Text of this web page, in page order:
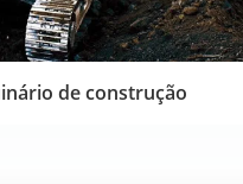
de construção